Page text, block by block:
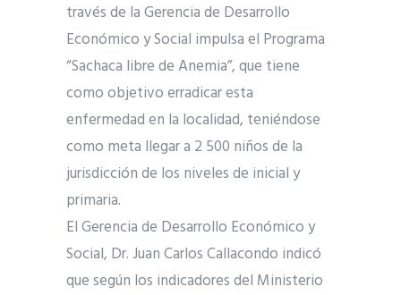
través de la Gerencia de Desarrollo
Económico y Social impulsa el Programa
“Sachaca libre de Anemia”, que tiene
como objetivo erradicar esta
enfermedad en la localidad, teniéndose
como meta llegar a 2 500 niños de la
jurisdicción de los niveles de inicial y
primaria.
El Gerencia de Desarrollo Económico y
Social, Dr. Juan Carlos Callacondo indicó
que según los indicadores del Ministerio